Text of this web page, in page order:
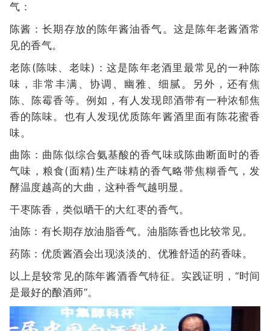
气：
陈酱：长期存放的陈年酱油香气。这是陈年老酱酒常
见的香气。
老陈(陈味、老味)：这是陈年老酒里最常见的一种陈
味，非常丰满、协调、幽雅、细腻。另外，还有焦
陈、陈霉香等。例如，有人发现郎酒带有一种浓郁焦
香的陈味。也有人发现优质陈年酱酒里面有陈花蜜香
味。
曲陈：曲陈似综合氨基酸的香气味或陈曲断面时的香
气味，粮食(面精)生产味精的香气略带焦糊香气，发
酵温度越高的大曲，这种香气越明显。
干枣陈香，类似晒干的大红枣的香气。
油陈：有长期存放油脂香气。油脂陈香也比较常见。
药陈：优质酱酒会出现淡淡的、优雅舒适的药香味。
以上是较常见的陈年酱酒香气特征。实践证明，“时间
是最好的酿酒师”。